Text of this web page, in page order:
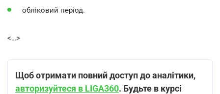
обліковий період.
<…>
Щоб отримати повний доступ до аналітики,
авторизуйтеся в LIGA360. Будьте в курсі